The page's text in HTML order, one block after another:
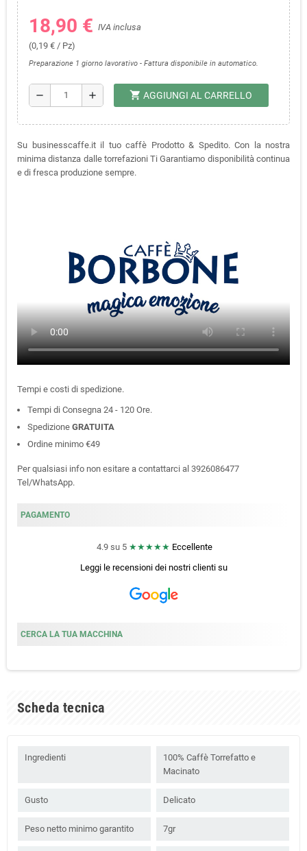
18,90 € IVA inclusa
(0,19 € / Pz)
Preparazione 1 giorno lavorativo - Fattura disponibile in automatico.
remove add shopping_cart AGGIUNGI AL CARRELLO
Su businesscaffe.it il tuo caffè Prodotto & Spedito. Con la nostra
minima distanza dalle torrefazioni Ti Garantiamo disponibilità continua
e di fresca produzione sempre.
Tempi e costi di spedizione.
Tempi di Consegna 24 - 120 Ore.
Spedizione GRATUITA
Ordine minimo €49
Per qualsiasi info non esitare a contattarci al 3926086477
Tel/WhatsApp.
PAGAMENTO
4.9 su 5 ★★★★★ Eccellente
Leggi le recensioni dei nostri clienti su
CERCA LA TUA MACCHINA
Scheda tecnica
Ingredienti
100% Caffè Torrefatto e
Macinato
Gusto Delicato
Peso netto minimo garantito 7gr